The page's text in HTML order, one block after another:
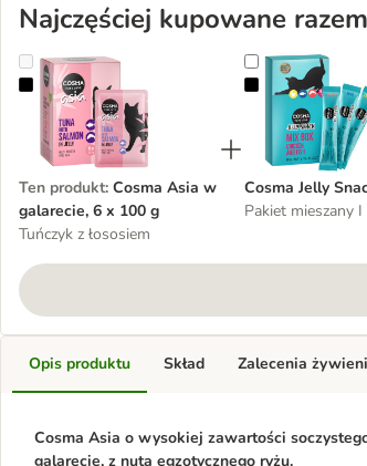
Najczęściej kupowane razem
Cosma Asia w galarecie, 6 x 100 g
Ten produkt: Cosma Asia w
galarecie, 6 x 100 g
Tuńczyk z łososiem
Cosma Jelly
Cosma Jelly
Pakiet mieszany I
Opis produktu
Cosma Asia o wysokiej zawartości
galarecie, z nutą egzotycznego ryżu.
Skład Zalecenia